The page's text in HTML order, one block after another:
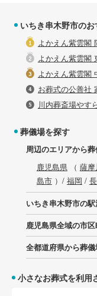
いちき串木野市の
よかえん紫雲閣
よかえん紫雲閣
よかえん紫雲閣
お葬式の公善社
川内葬斎場やす
葬儀場を探す
周辺のエリアから
鹿児島県（ 薩
島市）/ 福岡 /
いちき串木野市の
鹿児島県全域の市
全都道府県から葬
小さなお葬式を利用